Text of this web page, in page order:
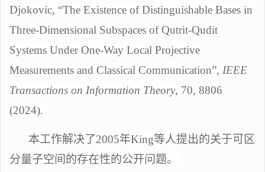
Djokovic, “The Existence of Distinguishable Bases in
Three-Dimensional Subspaces of Qutrit-Qudit
Systems Under One-Way Local Projective
Measurements and Classical Communication”, IEEE
Transactions on Information Theory, 70, 8806
(2024).
本工作解决了2005年King等人提出的关于可区
分量子空间的存在性的公开问题。